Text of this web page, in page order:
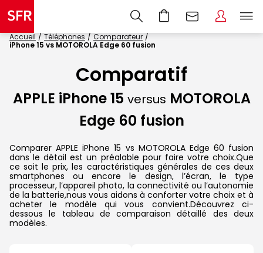
Accueil Téléphones
Comparateur
iPhone 15 vs MOTOROLA Edge 60 fusion
Comparatif
APPLE iPhone 15 versus MOTOROLA
Edge 60 fusion
Comparer APPLE iPhone 15 vs MOTOROLA Edge 60 fusion
dans le détail est un préalable pour faire votre choix.Que
ce soit le prix, les caractéristiques générales de ces deux
smartphones ou encore le design, l’écran, le type
processeur, l’appareil photo, la connectivité ou l’autonomie
de la batterie,nous vous aidons à conforter votre choix et à
acheter le modèle qui vous convient.Découvrez ci-
dessous le tableau de comparaison détaillé des deux
modèles.